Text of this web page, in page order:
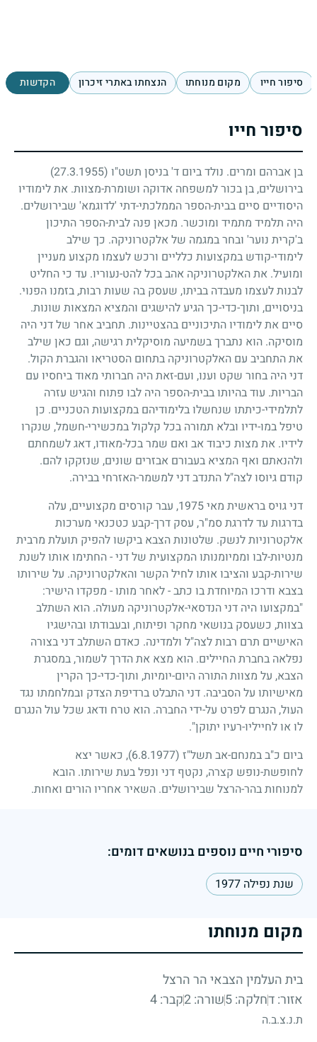
סיפור חייו מקום מנוחתו הנצחתו באתרי זיכרון הקדשות
סיפור חייו
בן אברהם ומרים. נולד ביום ד' בניסן תשט"ו (27.3.1955)
בירושלים, בן בכור למשפחה אדוקה ושומרת-מצוות. את לימודיו
היסודיים סיים בבית-הספר הממלכתי-דתי 'לדוגמא' שבירושלים.
היה תלמיד מתמיד ומוכשר. מכאן פנה לבית-הספר התיכון
ב'קרית נוער' ובחר במגמה של אלקטרוניקה. כך שילב
לימודי-קודש במקצועות כלליים ורכש לעצמו מקצוע מעניין
ומועיל. את האלקטרוניקה אהב בכל להט-נעוריו. עד כי החליט
לבנות לעצמו מעבדה בביתו, שעסק בה שעות רבות, בזמנו הפנוי.
בניסויים, ותוך-כדי-כך הגיע להישגים והמציא המצאות שונות.
סיים את לימודיו התיכוניים בהצטיינות. תחביב אחר של דני היה
מוסיקה. הוא נתברך בשמיעה מוסיקלית רגישה, וגם כאן שילב
את התחביב עם האלקטרוניקה בתחום הסטריאו והגברת הקול.
דני היה בחור שקט וענו, ועם-זאת היה חברותי מאוד ביחסיו עם
הבריות. עוד בהיותו בבית-הספר היה לבו פתוח והגיש עזרה
לתלמידי-כיתתו שנחשלו בלימודיהם במקצועות הטכניים. כן
טיפל במו-ידיו ובלא תמורה בכל קלקול במכשירי-חשמל, שנקרו
לידיו. את מצות כיבוד אב ואם שמר בכל-מאודו, דאג לשמחתם
ולהנאתם ואף המציא בעבורם אבזרים שונים, שנזקקו להם.
קודם גיוסו לצה"ל התנדב דני למשמר-האזרחי בבירה.
דני גויס בראשית מאי1975, עבר קורסים מקצועיים, עלה
בדרגות עד לדרגת סמ"ר, עסק דרך-קבע כטכנאי מערכות
אלקטרוניות לנשק. שלטונות הצבא ביקשו להפיק תועלת מרבית
מנטיות-לבו וממיומנותו המקצועית של דני - החתימו אותו לשנת
שירות-קבע והציבו אותו לחיל הקשר והאלקטרוניקה. על שירותו
בצבא ודרכו המיוחדת בו כתב - לאחר מותו - מפקדו הישיר:
"במקצועו היה דני הנדסאי-אלקטרוניקה מעולה. הוא השתלב
בצוות, כשעסק בנושאי מחקר ופיתוח, ובעבודתו ובהישגיו
האישיים תרם רבות לצה"ל ולמדינה. כאדם השתלב דני בצורה
נפלאה בחברת החיילים. הוא מצא את הדרך לשמור, במסגרת
הצבא, על מצוות התורה היום-יומיות, ותוך-כדי-כך הקרין
מאישיותו על הסביבה. דני התבלט ברדיפת הצדק ובמלחמתו נגד
העול, הנגרם לפרט על-ידי החברה. הוא טרח ודאג שכל עול הנגרם
לו או לחייליו-רעיו יתוקן".
ביום כ"ב במנחם-אב תשל"ז (6.8.1977)
, כאשר יצא
לחופשת-נופש קצרה, נקטף דני ונפל בעת שירותו. הובא
למנוחות בהר-הרצל שבירושלים. השאיר אחריו הורים ואחות.
סיפורי חיים נוספים בנושאים דומים:
שנת נפילה 1977
מקום מנוחתו
בית העלמין הצבאי הר הרצל
אזור: דחלקה: 5 שורה: 2 קבר: 4
ת.נ.צ.ב.ה